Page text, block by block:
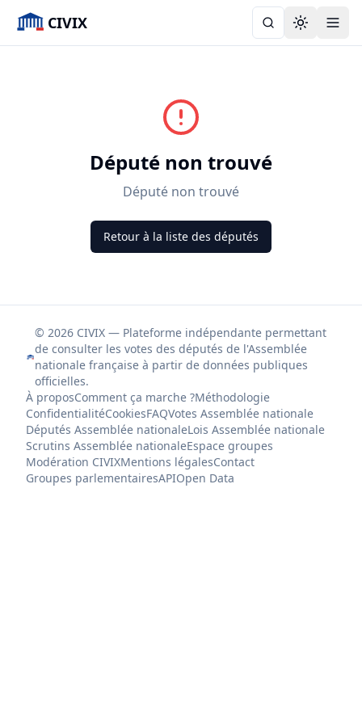
CIVIX Toggle
Député non trouvé
Député non trouvé
Retour à la liste des députés
© 2026 CIVIX — Plateforme indépendante permettant
de consulter les votes des députés de l'Assemblée
nationale française à partir de données publiques
officielles.
À proposComment ça marche ?Méthodologie
ConfidentialitéCookiesFAQVotes Assemblée nationale
Députés Assemblée nationaleLois Assemblée nationale
Scrutins Assemblée nationaleEspace groupes
Modération CIVIXMentions légalesContact
Groupes parlementairesAPIOpen Data